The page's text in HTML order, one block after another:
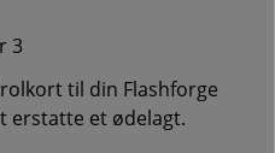
3
til din Flashforge
erstatte et ødelagt.